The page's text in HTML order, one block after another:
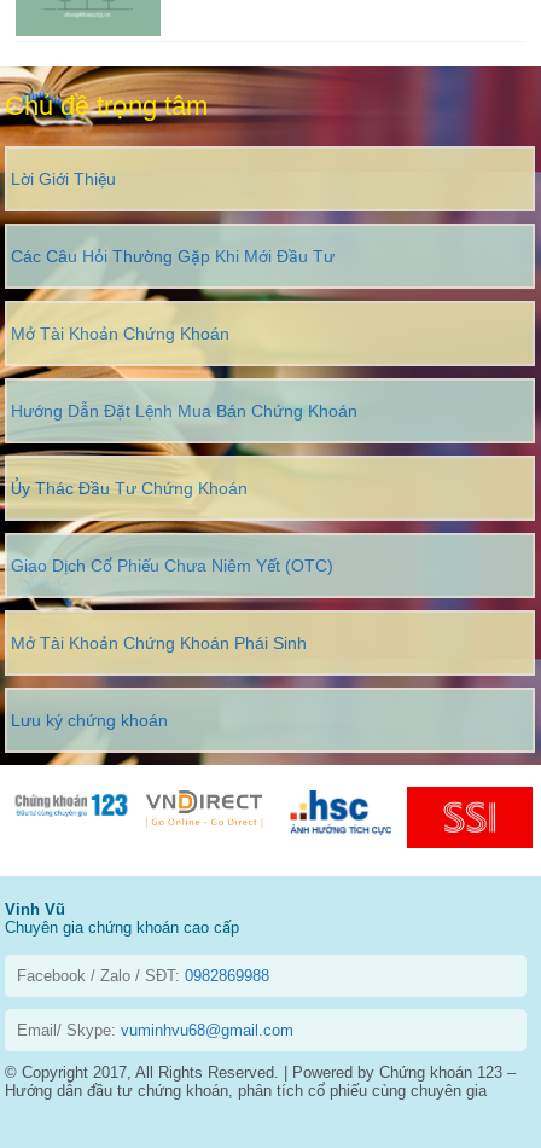
Chủ đề trọng tâm
Lời Giới Thiệu
Các Câu Hỏi Thường Gặp Khi Mới Đầu Tư
Mở Tài Khoản Chứng Khoán
Hướng Dẫn Đặt Lệnh Mua Bán Chứng Khoán
Ủy Thác Đầu Tư Chứng Khoán
Giao Dịch Cổ Phiếu Chưa Niêm Yết (OTC)
Mở Tài Khoản Chứng Khoán Phái Sinh
Lưu ký chứng khoán
Vinh Vũ
Chuyên gia chứng khoán cao cấp
Facebook / Zalo / SĐT:0982869988
Email/ Skype:vuminhvu68@gmail.com
© Copyright 2017, All Rights Reserved. | Powered by Chứng khoán 123 –
Hướng dẫn đầu tư chứng khoán, phân tích cổ phiếu cùng chuyên gia